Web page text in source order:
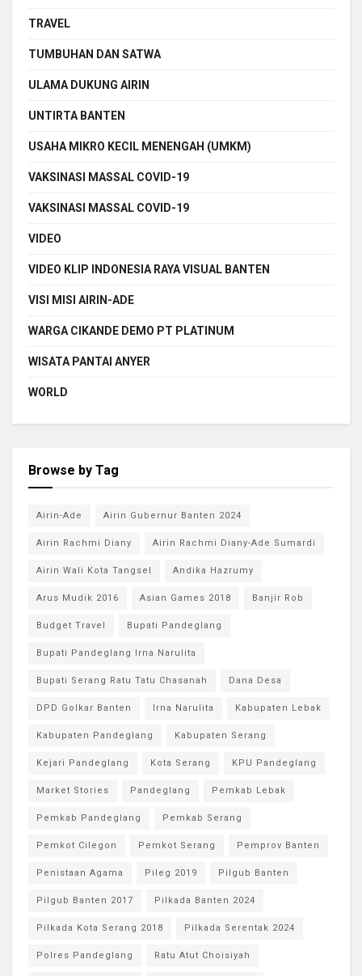
TRAVEL
TUMBUHAN DAN SATWA
ULAMA DUKUNG AIRIN
UNTIRTA BANTEN
USAHA MIKRO KECIL MENENGAH (UMKM)
VAKSINASI MASSAL COVID-19
VAKSINASI MASSAL COVID-19
VIDEO
VIDEO KLIP INDONESIA RAYA VISUAL BANTEN
VISI MISI AIRIN-ADE
WARGA CIKANDE DEMO PT PLATINUM
WISATA PANTAI ANYER
WORLD
Browse by Tag
Airin-Ade Airin Gubernur Banten 2024
Airin Rachmi Diany Airin Rachmi Diany-Ade Sumardi
Airin Wali Kota Tangsel Andika Hazrumy
Arus Mudik 2016 Asian Games 2018 Banjir Rob
Budget Travel Bupati Pandeglang
Bupati Pandeglang Irna Narulita
Bupati Serang Ratu Tatu Chasanah Dana Desa
DPD Golkar Banten Irna Narulita Kabupaten Lebak
Kabupaten Pandeglang Kabupaten Serang
Kejari Pandeglang Kota Serang KPU Pandeglang
Market Stories Pandeglang Pemkab Lebak
Pemkab Pandeglang Pemkab Serang
Pemkot Cilegon Pemkot Serang Pemprov Banten
Penistaan Agama Pileg 2019 Pilgub Banten
Pilgub Banten 2017 Pilkada Banten 2024
Pilkada Kota Serang 2018 Pilkada Serentak 2024
Polres Pandeglang Ratu Atut Choisiyah